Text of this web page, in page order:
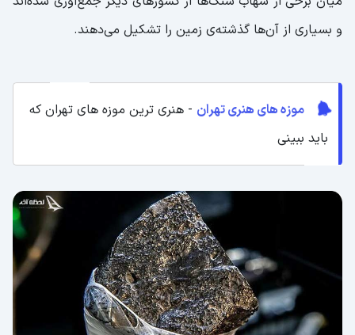
و بسیاری از آن‌ها گذشته‌ی زمین را تشکیل می‌دهند.
موزه های هنری تهران - هنری ترین موزه های تهران که
باید ببینی